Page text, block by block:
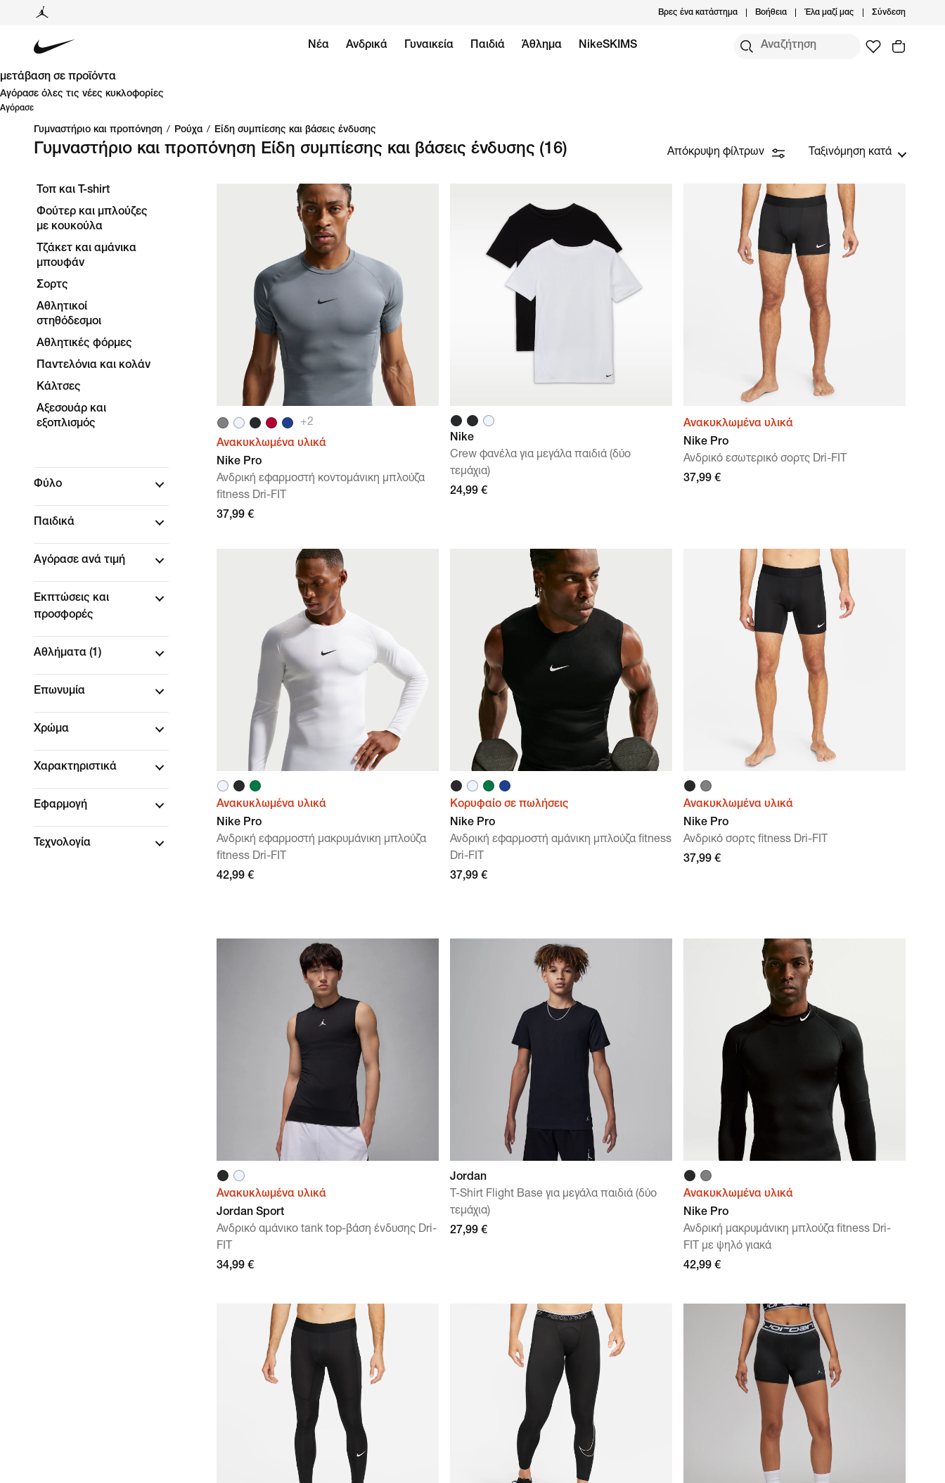
Βρες ένα κατάστημα Βοήθεια Έλα μαζί μας Σύνδεση
Νέα Ανδρικά Γυναικεία Παιδιά Άθλημα NikeSKIMS
μετάβαση σε προϊόντα
Αγόρασε όλες τις νέες κυκλοφορίες
Αγόρασε
Γυμναστήριο και προπόνηση / Ρούχα / Είδη συμπίεσης και βάσεις ένδυσης
Γυμναστήριο και προπόνηση Είδη συμπίεσης και βάσεις ένδυσης (16) Απόκρυψη φίλτρων Ταξινόμηση κατά
Τοπ και T-shirt
Φούτερ και μπλούζες
με κουκούλα
Τζάκετ και αμάνικα
μπουφάν
Σορτς
Αθλητικοί
στηθόδεσμοι
Αθλητικές φόρμες
Παντελόνια και κολάν
Κάλτσες
Αξεσουάρ και
εξοπλισμός
Φύλο
Παιδικά
Αγόρασε ανά τιμή
Εκπτώσεις και
προσφορές
Αθλήματα (1)
Επωνυμία
Χρώμα
Χαρακτηριστικά
Εφαρμογή
Τεχνολογία
+2
Ανακυκλωμένα υλικά
Nike Pro
Ανδρική εφαρμοστή κοντομάνικη μπλούζα
fitness Dri-FIT
37,99 €
Nike
Crew φανέλα για μεγάλα παιδιά (δύο
τεμάχια)
24,99 €
Ανακυκλωμένα υλικά
Nike Pro
Ανδρικό εσωτερικό σορτς Dri-FIT
37,99 €
Ανακυκλωμένα υλικά
Nike Pro
Ανδρική εφαρμοστή μακρυμάνικη μπλούζα
fitness Dri-FIT
42,99 €
Κορυφαίο σε πωλήσεις
Nike Pro
Ανδρική εφαρμοστή αμάνικη μπλούζα fitness
Dri-FIT
37,99 €
Ανακυκλωμένα υλικά
Nike Pro
Ανδρικό σορτς fitness Dri-FIT
37,99 €
Ανακυκλωμένα υλικά
Jordan Sport
Ανδρικό αμάνικο tank top-βάση ένδυσης Dri-
FIT
34,99 €
Jordan
T-Shirt Flight Base για μεγάλα παιδιά (δύο
τεμάχια)
27,99 €
Ανακυκλωμένα υλικά
Nike Pro
Ανδρική μακρυμάνικη μπλούζα fitness Dri-
FIT με ψηλό γιακά
42,99 €